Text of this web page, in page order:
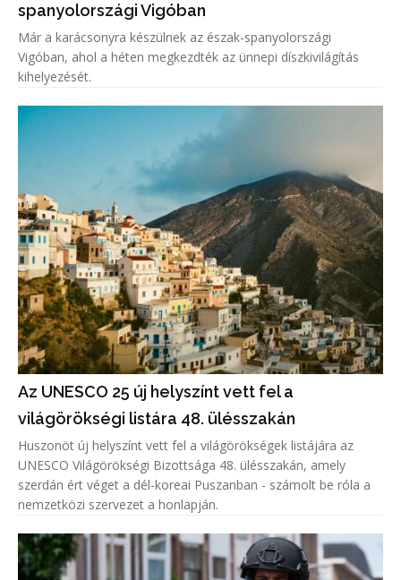
spanyolországi Vigóban
Már a karácsonyra készülnek az észak-spanyolországi
Vigóban, ahol a héten megkezdték az ünnepi díszkivilágítás
kihelyezését.
Az UNESCO 25 új helyszínt vett fel a
világörökségi listára 48. ülésszakán
Huszonöt új helyszínt vett fel a világörökségek listájára az
UNESCO Világörökségi Bizottsága 48. ülésszakán, amely
szerdán ért véget a dél-koreai Puszanban - számolt be róla a
nemzetközi szervezet a honlapján.